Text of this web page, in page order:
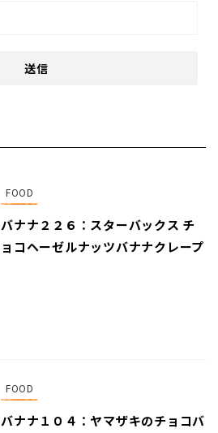
FOOD
バナナ２２６：スターバックス チ
ョコヘーゼルナッツバナナクレープ
FOOD
バナナ１０４：ヤマザキのチョコバ